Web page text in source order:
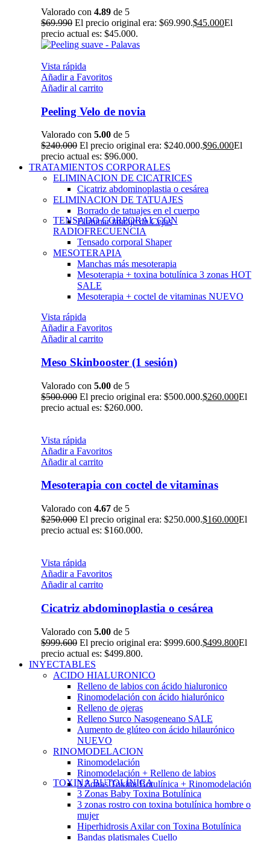
Valorado con 4.89 de 5
$69.990 El precio original era: $69.990.$45.000El
precio actual es: $45.000.
Vista rápida
Añadir a Favoritos
Añadir al carrito
Peeling Velo de novia
Valorado con 5.00 de 5
$240.000 El precio original era: $240.000.$96.000El
precio actual es: $96.000.
TRATAMIENTOS CORPORALES
ELIMINACION DE CICATRICES
Cicatriz abdominoplastia o cesárea
ELIMINACION DE TATUAJES
Borrado de tatuajes en el cuerpo
Eliminar tatuaje de Cejas
TENSADO CORPORAL CON
RADIOFRECUENCIA
Tensado corporal Shaper
MESOTERAPIA
Manchas más mesoterapia
Mesoterapia + toxina botulínica 3 zonas HOT
SALE
Mesoterapia + coctel de vitaminas NUEVO
Vista rápida
Añadir a Favoritos
Añadir al carrito
Meso Skinbooster (1 sesión)
Valorado con 5.00 de 5
$500.000 El precio original era: $500.000.$260.000El
precio actual es: $260.000.
Vista rápida
Añadir a Favoritos
Añadir al carrito
Mesoterapia con coctel de vitaminas
Valorado con 4.67 de 5
$250.000 El precio original era: $250.000.$160.000El
precio actual es: $160.000.
Vista rápida
Añadir a Favoritos
Añadir al carrito
Cicatriz abdominoplastia o cesárea
Valorado con 5.00 de 5
$999.600 El precio original era: $999.600.$499.800El
precio actual es: $499.800.
INYECTABLES
ACIDO HIALURONICO
Relleno de labios con ácido hialuronico
Rinomodelación con ácido hialurónico
Relleno de ojeras
Relleno Surco Nasogeneano SALE
Aumento de glúteo con ácido hilaurónico
NUEVO
RINOMODELACION
Rinomodelación
Rinomodelación + Relleno de labios
3 Zonas Toxina Botulínica + Rinomodelación
TOXINA BUTOLÍNICA
3 Zonas Baby Toxina Botulínica
3 zonas rostro con toxina botulínica hombre o
mujer
Hiperhidrosis Axilar con Toxina Botulínica
Bandas platismales Cuello